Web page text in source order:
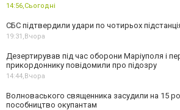
14:56,Сьогодні
СБС підтвердили удари по чотирьох
19:31,Вчора
Дезертирував під час оборони Маріуполя і
прикордоннику повідомили про підозру
14:44,Вчора
Волноваського священника засудили на 15
пособництво окупантам